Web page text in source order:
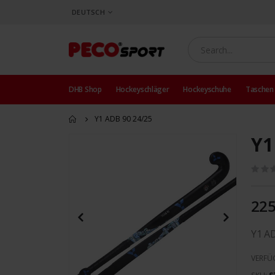
SPRACHE
DEUTSCH
DHB Shop Hockeyschläger Hockeyschuhe Taschen
Y1 ADB 90 24/25
Y1